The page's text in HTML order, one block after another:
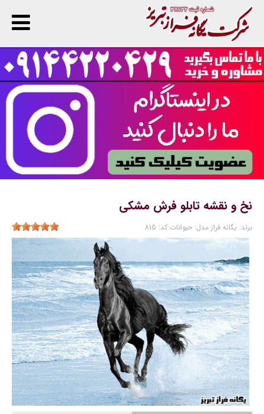
نخ و نقشه تابلو فرش مشکی
برند: یگانه فراز مدل: حیوانات کد: 815